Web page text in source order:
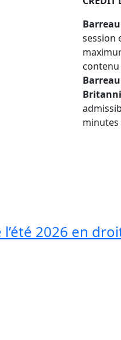
session
2026 en